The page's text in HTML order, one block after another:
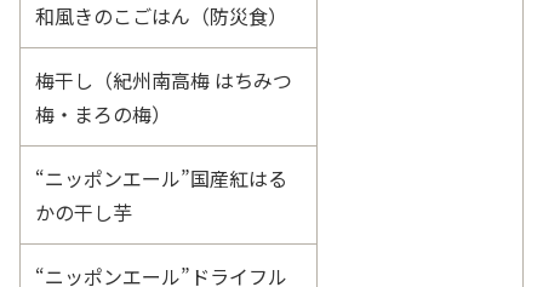
和風きのこごはん（防災食）
梅干し（紀州南高梅 はちみつ
梅・まろの梅）
“ニッポンエール”国産紅はる
かの干し芋
“ニッポンエール”ドライフル